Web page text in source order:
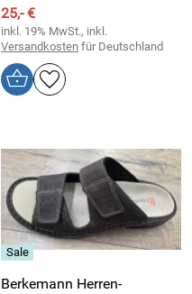
25,- €
inkl. 19% MwSt., inkl.
Versandkosten für Deutschland
Berkemann Herren-